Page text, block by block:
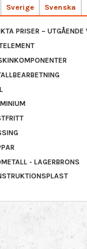
Sverige Svenska
PRISER – UTGÅENDE
- LAGERBRONS